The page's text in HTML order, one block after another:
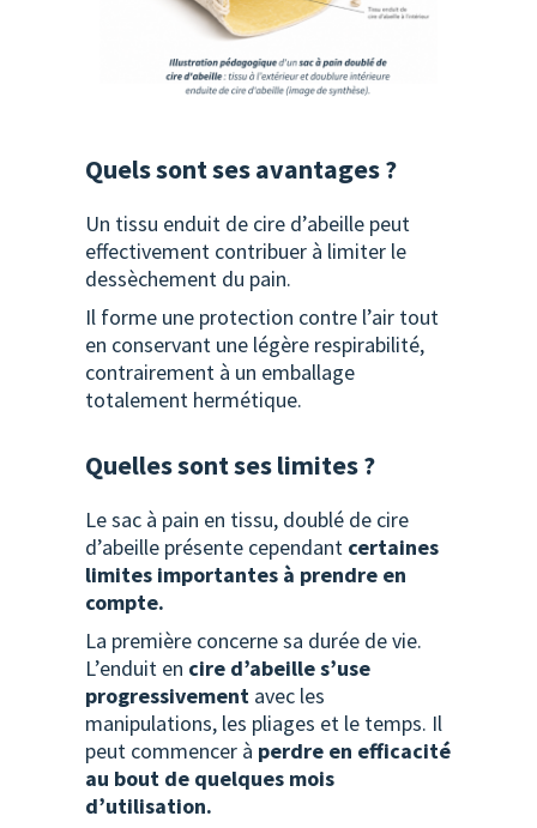
Quels sont ses avantages ?
Un tissu enduit de cire d’abeille peut
effectivement contribuer à limiter le
dessèchement du pain.
Il forme une protection contre l’air tout
en conservant une légère respirabilité,
contrairement à un emballage
totalement hermétique.
Quelles sont ses limites ?
Le sac à pain en tissu, doublé de cire
d’abeille présente cependant certaines
limites importantes à prendre en
compte.
La première concerne sa durée de vie.
L’enduit en cire d’abeille s’use
progressivementavec les
manipulations, les pliages et le temps. Il
peut commencer à perdre en efficacité
au bout de quelques mois
d’utilisation.